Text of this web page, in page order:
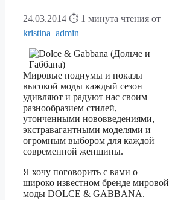
24.03.2014 ⏱ 1 минута чтения от
kristina_admin
Мировые подиумы и показы
высокой моды каждый сезон
удивляют и радуют нас своим
разнообразием стилей,
утонченными нововведениями,
экстравагантными моделями и
огромным выбором для каждой
современной женщины.
Я хочу поговорить с вами о
широко известном бренде мировой
моды DOLCE & GABBANA.